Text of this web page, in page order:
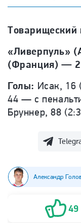
Товарищеский
«Ливерпуль»
(Франция) —
Голы: Исак, 16
44 — с
Бруннер, 88
Александр
49